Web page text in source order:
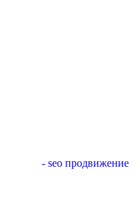
- seo продвижение